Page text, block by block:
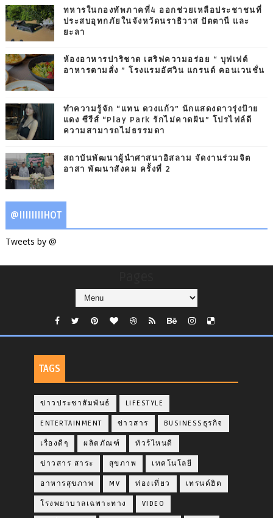
ทหารในกองทัพภาคที่4 ออกช่วยเหลือประชาชนที่
ประสบอุทกภัยในจังหวัดนราธิวาส ปัตตานี และ
ยะลา
ห้องอาหารปาริชาต เสริฟความอร่อย “ บุฟเฟต์
อาหารตามสั่ง ” โรงแรมอัศวิน แกรนด์ คอนเวนชั่น
ทำความรู้จัก “แทน ดวงแก้ว” นักแสดงดาวรุ่งป้าย
แดง ซีรีส์ “Play Park รักไม่คาดฝัน” โปรไฟล์ดี
ความสามารถไม่ธรรมดา
สถาบันพัฒนาผู้นำศาสนาอิสลาม จัดงานร่วมจิต
อาสา พัฒนาสังคม ครั้งที่ 2
@IIIIIIIIHOT
Tweets by @
TAGS
ข่าวประชาสัมพันธ์ LIFESTYLE
ENTERTAINMENT ข่าวสาร BUSINESSธุรกิจ
เรื่องดีๆ ผลิตภัณฑ์ ทัวร์ไหนดี
ข่าวสาร สาระ สุขภาพ เทคโนโลยี
อาหารสุขภาพ MV ท่องเที่ยว เทรนด์ฮิต
โรงพยาบาลเฉพาะทาง VIDEO